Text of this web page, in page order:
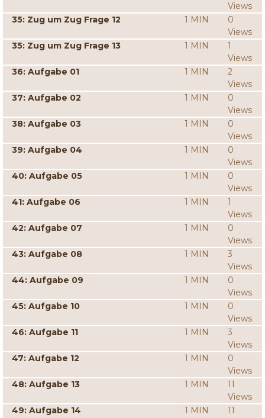
Views
35: Zug um Zug Frage 12
1 MIN
0
Views
35: Zug um Zug Frage 13
1 MIN
1
Views
36: Aufgabe 01
1 MIN
2
Views
37: Aufgabe 02
1 MIN
0
Views
38: Aufgabe 03
1 MIN
0
Views
39: Aufgabe 04
1 MIN
0
Views
40: Aufgabe 05
1 MIN
0
Views
41: Aufgabe 06
1 MIN
1
Views
42: Aufgabe 07
1 MIN
0
Views
43: Aufgabe 08
1 MIN
3
Views
44: Aufgabe 09
1 MIN
0
Views
45: Aufgabe 10
1 MIN
0
Views
46: Aufgabe 11
1 MIN
3
Views
47: Aufgabe 12
1 MIN
0
Views
48: Aufgabe 13
1 MIN
11
Views
49: Aufgabe 14
1 MIN
11